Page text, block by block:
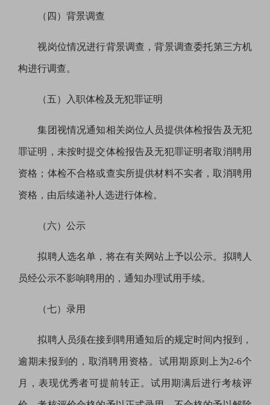
（四）背景调查
视岗位情况进行背景调查，背景调查委托第三方机
构进行调查。
（五）入职体检及无犯罪证明
集团视情况通知相关岗位人员提供体检报告及无犯
罪证明，未按时提交体检报告及无犯罪证明者取消聘用
资格；体检不合格或查实所提供材料不实者，取消聘用
资格，由后续递补人选进行体检。
（六）公示
拟聘人选名单，将在有关网站上予以公示。拟聘人
员经公示不影响聘用的，通知办理试用手续。
（七）录用
拟聘人员须在接到聘用通知后的规定时间内报到，
逾期未报到的，取消聘用资格。试用期原则 上 为2-6个
月，表现优秀者可提前转正。试用期满后进行考核评